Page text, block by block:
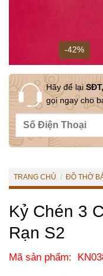
-42%
Hãy để lại
gọi ngay cho
TRANG CHỦ / ĐỒ THỜ
Kỷ Chén 3
Rạn S2
Mã sản phẩm: